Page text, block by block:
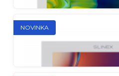
Viacbytový vonkajší
NOVINKA